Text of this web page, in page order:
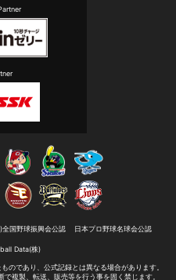
全国野球振興会公認 日本プロ野球名球会公認
Data(株)
のであり、 公式記録とは異なる場合があります。
で複製、転送、販売等を行う事を固く禁じます。